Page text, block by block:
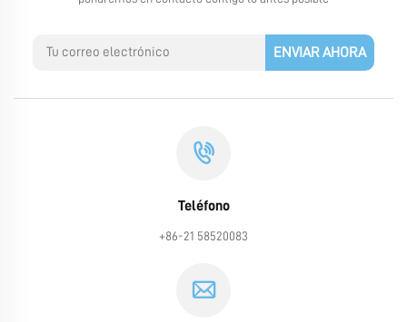
ENVIAR AHORA
Teléfono
+86-21 58520083